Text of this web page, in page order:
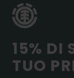
15% DI
TUO